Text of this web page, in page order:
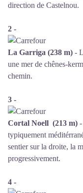
direction de Castelnou.
2 -
La Garriga (238 m) -
une mer de chênes-
chemin.
3 -
Cortal Noell (213 m)
typiquement
sentier sur la droite, la
progressivement.
4 -